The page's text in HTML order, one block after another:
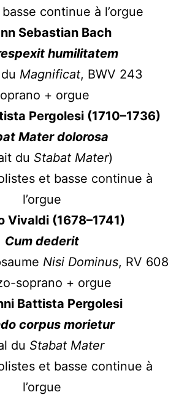
continue à l’orgue
Sebastian Bach
humilitatem
Magnificat, BWV 243
+ orgue
Pergolesi (1710–1736)
Mater dolorosa
du Stabat Mater)
et basse continue à
l’orgue
Vivaldi (1678–1741)
Cum dederit
Nisi Dominus, RV 608
soprano + orgue
Battista Pergolesi
corpus morietur
du Stabat Mater
et basse continue à
l’orgue